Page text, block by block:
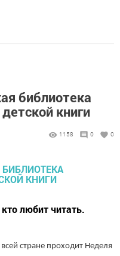
библиотека
книги
1158 0 0
любит читать.
стране проходит Неделя